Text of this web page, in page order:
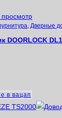
, Дверные
DOORLOCK
в вацап